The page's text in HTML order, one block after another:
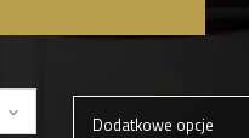
Dodatkowe opcje